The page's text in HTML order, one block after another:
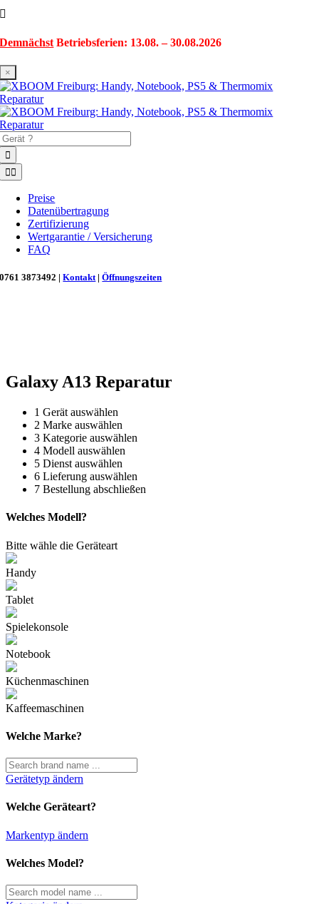
springen
Demnächst Betriebsferien: 13.08. – 30.08.2026
×
Toggle
Navigation
Preise
Datenübertragung
Zertifizierung
Wertgarantie / Versicherung
FAQ
0761 3873492 |Kontakt |Öffnungszeiten
Galaxy A13 Reparatur
1 Gerät auswählen
2 Marke auswählen
3 Kategorie auswählen
4 Modell auswählen
5 Dienst auswählen
6 Lieferung auswählen
7 Bestellung abschließen
Welches Modell?
Bitte wähle die Geräteart
Handy
Tablet
Spielekonsole
Notebook
Küchenmaschinen
Kaffeemaschinen
Welche Marke?
Gerätetyp ändern
Welche Geräteart?
Markentyp ändern
Welches Model?